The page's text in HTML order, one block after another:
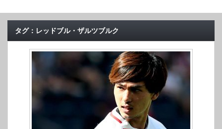
タグ：レッドブル・ザルツブルク